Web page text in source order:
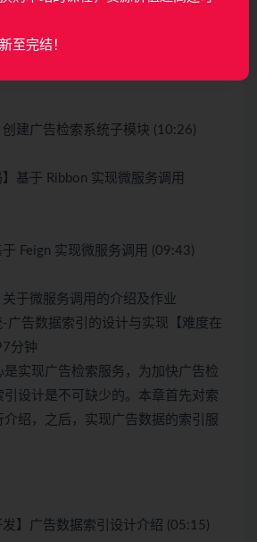
与 Feign 组件实现微服务之间的调
建广告检索系统子模块 (10:26)
基于 Ribbon 实现微服务调用
Feign 实现微服务调用 (09:43)
于微服务调用的介绍及作业
广告数据索引的设计与实现【难度在
分钟
实现广告检索服务，为加快广告检
设计是不可缺少的。本章首先对索
介绍，之后，实现广告数据的索引服
】广告数据索引设计介绍 (05:15)
至完结！